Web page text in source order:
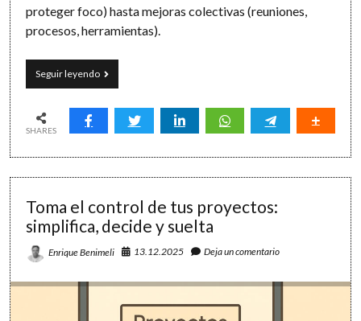
proteger foco) hasta mejoras colectivas (reuniones,
procesos, herramientas).
Seguir leyendoGestión
del
lecciones
SHARES
Toma el control de tus proyectos:
simplifica, decide y suelta
Enrique Benimeli 13.12.2025 Deja un comentario